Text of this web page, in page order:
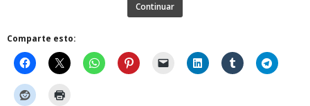
Continuar
Comparte esto: